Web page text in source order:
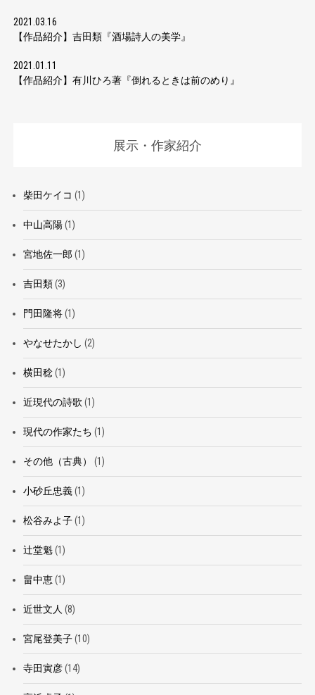
2021.03.16
【作品紹介】吉田類『酒場詩人の美学』
2021.01.11
【作品紹介】有川ひろ著『倒れるときは前のめり』
展示・作家紹介
柴田ケイコ (1)
中山高陽(1)
宮地佐一郎 (1)
吉田類(3)
門田隆将(1)
やなせたかし (2)
横田稔(1)
近現代の詩歌 (1)
現代の作家たち (1)
その他（古典） (1)
小砂丘忠義(1)
松谷みよ子(1)
辻堂魁(1)
畠中恵(1)
近世文人 (8)
宮尾登美子(10)
寺田寅彦(14)